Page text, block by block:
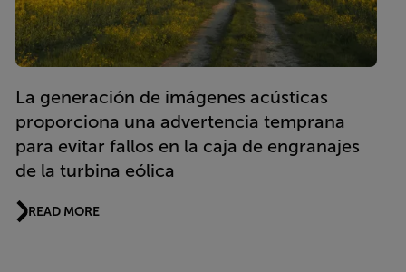
La generación de imágenes acústicas
proporciona una advertencia temprana
para evitar fallos en la caja de engranajes
de la turbina eólica
READ MORE